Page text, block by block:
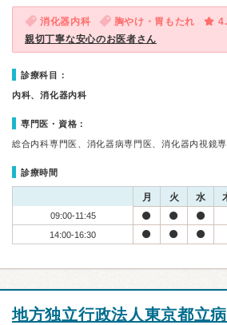
消化器内科 胸やけ・胃もたれ
親切丁寧な安心のお医者さん
診療科目：
内科、消化器内科
専門医・資格：
総合内科専門医、消化器病専門医、消化器内視鏡
診療時間
月 火 水
09:00-11:45
14:00-16:30
地方独立行政法人東京都立